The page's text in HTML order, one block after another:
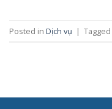
Posted in Dịch vụ | Tagged